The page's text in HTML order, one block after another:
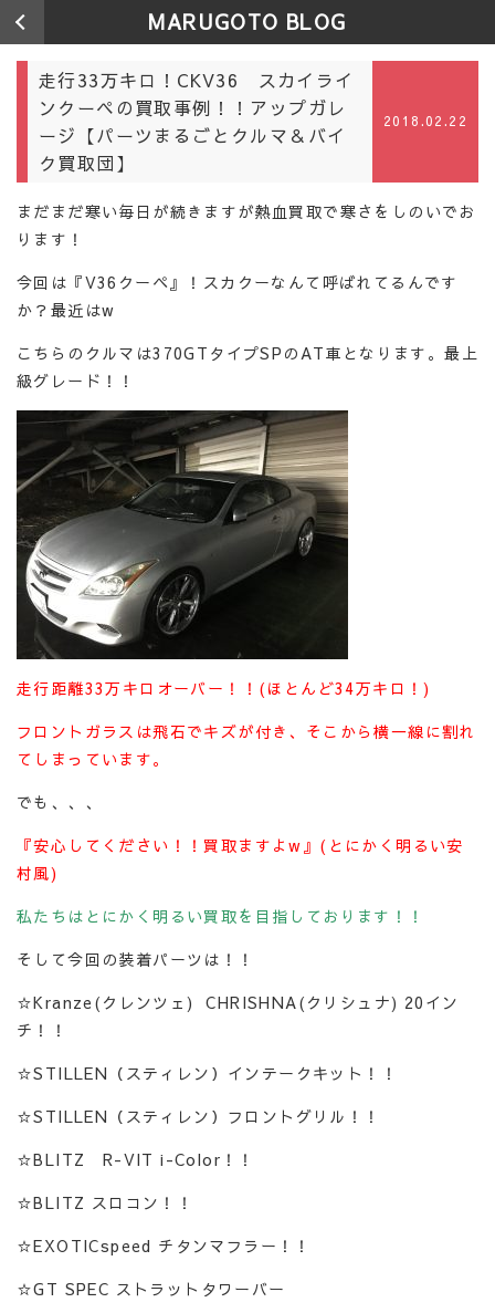
MARUGOTO BLOG
走行33万キロ！CKV36 スカイライ
ンクーペの買取事例！！アップガレ
ージ【パーツまるごとクルマ＆バイ
ク買取団】
2018.02.22
まだまだ寒い毎日が続きますが熱血買取で寒さをしのいでお
ります！
今回は『V36クーペ』！スカクーなんて呼ばれてるんです
か？最近はw
こちらのクルマは370GTタイプSPのAT車となります。最上
級グレード！！
走行距離33万キロオーバー！！(ほとんど34万キロ！)
フロントガラスは飛石でキズが付き、そこから横一線に割れ
てしまっています。
でも、、、
『安心してください！！買取ますよw』(とにかく明るい安
村風)
私たちはとにかく明るい買取を目指しております！！
そして今回の装着パーツは！！
☆Kranze(クレンツェ) CHRISHNA(クリシュナ) 20イン
チ！！
☆STILLEN（スティレン）インテークキット！！
☆STILLEN（スティレン）フロントグリル！！
☆BLITZ R-VIT i-Color！！
☆BLITZ スロコン！！
☆EXOTICspeed チタンマフラー！！
☆GT SPEC ストラットタワーバー